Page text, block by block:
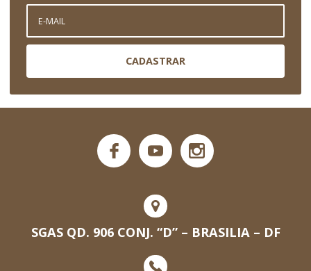
CADASTRAR
SGAS QD. 906 CONJ. “D” – BRASILIA – DF